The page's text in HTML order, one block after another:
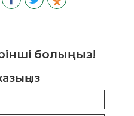
болыңыз!